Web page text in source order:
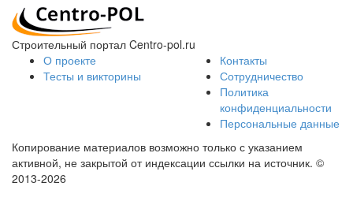
Строительный портал Centro-pol.ru
О проекте
Тесты и викторины
Контакты
Сотрудничество
Политика
конфиденциальности
Персональные данные
Копирование материалов возможно только с указанием
активной, не закрытой от индексации ссылки на источник. ©
2013-2026